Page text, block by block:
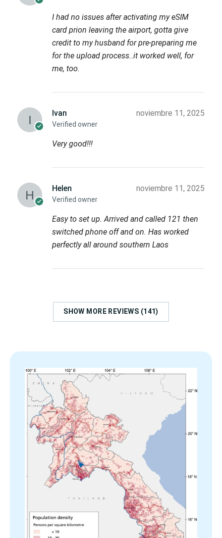
I had no issues after activating my eSIM
card prion leaving the airport, gotta give
credit to my husband for pre-preparing me
for the upload process..it worked well, for
me, too.
Ivan
Verified owner
noviembre 11, 2025
Very good!!!
Helen
Verified owner
noviembre 11, 2025
Easy to set up. Arrived and called 121 then
switched phone off and on. Has worked
perfectly all around southern Laos
SHOW MORE REVIEWS (141)